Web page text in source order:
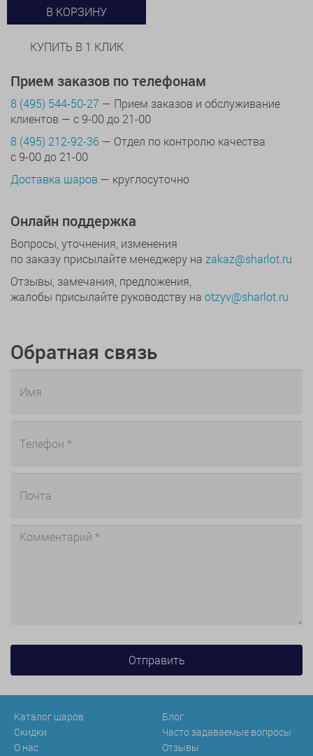
В КОРЗИНУ
КУПИТЬ В 1 КЛИК
Прием заказов по телефонам
8 (495) 544-50-27 — Прием заказов и обслуживание
клиентов — с 9-00 до 21-00
8 (495) 212-92-36 — Отдел по контролю качества
с 9-00 до 21-00
Доставка шаров — круглосуточно
Онлайн поддержка
Вопросы, уточнения, изменения
по заказу присылайте менеджеру на zakaz@sharlot.ru
Отзывы, замечания, предложения,
жалобы присылайте руководству на otzyv@sharlot.ru
Обратная связь
Каталог шаров
Скидки
О нас
Блог
Часто задаваемые вопросы
Отзывы